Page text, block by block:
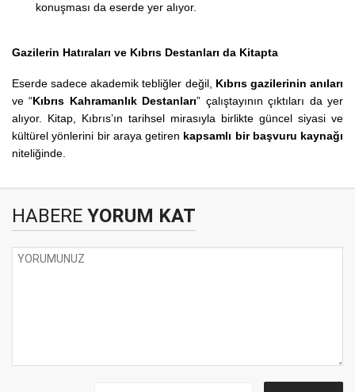
konuşması da eserde yer alıyor.
Gazilerin Hatıraları ve Kıbrıs Destanları da Kitapta
Eserde sadece akademik tebliğler değil, Kıbrıs gazilerinin anıları
ve “Kıbrıs Kahramanlık Destanları” çalıştayının çıktıları da yer
alıyor. Kitap, Kıbrıs’ın tarihsel mirasıyla birlikte güncel siyasi ve
kültürel yönlerini bir araya getiren kapsamlı bir başvuru kaynağı
niteliğinde.
HABERE YORUM KAT